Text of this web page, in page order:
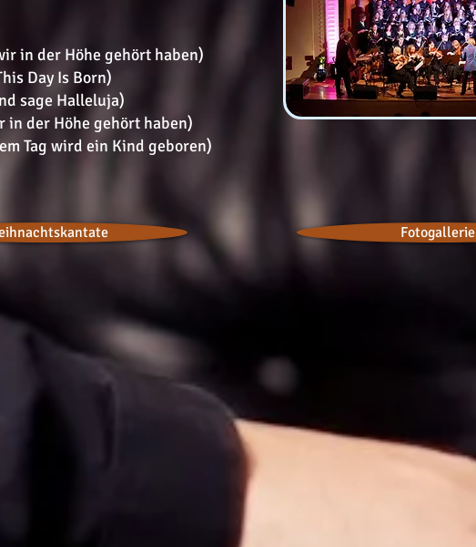
in der Höhe gehört haben)
Day Is Born)
sage Halleluja)
in der Höhe gehört haben)
Tag wird ein Kind geboren)
Fotogallerie